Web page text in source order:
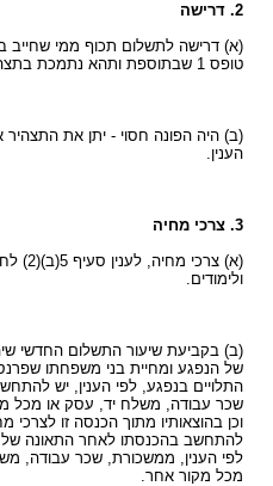
2. דרישה
(א) דרישה לתשלום תכוף ממי שחייב
טופס 1 שבתוספת ותהא נתמכת בתצהירו של הפונה.
(ב) היה הפונה חסוי - יתן את התצהיר
הענין.
3. צרכי מחיה
(א)
ולימודים.
(ב) בקביעת שיעור התשלום החדשי
של הנפגע ומחיית בני משפחתו
התלויים בנפגע, לפי הענין, יש
שכר עבודה, משלח יד, עסק או מכל
וכן בהוצאותיו מתוך הכנסה זו
להתחשב בהכנסתו לאחר התאונה
לפי הענין, ממשכורת, שכר עבודה,
מכל מקור אחר.